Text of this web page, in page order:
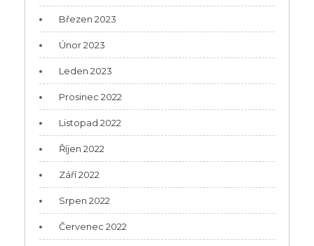
Březen 2023
Únor 2023
Leden 2023
Prosinec 2022
Listopad 2022
Říjen 2022
Září 2022
Srpen 2022
Červenec 2022